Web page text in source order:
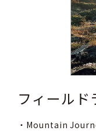
フィール
・Mountain